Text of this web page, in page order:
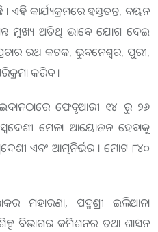
ଏହି କାର୍ଯ୍ୟକ୍ରମରେ ହସ୍ତତନ୍ତ, ବୟନ
ମୁଖ୍ୟ ଅତିଥି ଭାବେ ଯୋଗ ଦେଇ
ରଥ କଟକ, ଭୁବନେଶ୍ଵର, ପୁରୀ,
କରିବ ।
ଫେବୃଆରୀ ୧୪ ରୁ ୨୬
ମେଳା ଆୟୋଜନ ହେବାକୁ
ଏବଂ ଆତ୍ମନିର୍ଭର । ମୋଟ ୮୪୦
ମହାରଣା, ପଦ୍ମଶ୍ରୀ ଇଲିଆନା
ବିଭାଗର କମିଶନର ତଥା ଶାସନ